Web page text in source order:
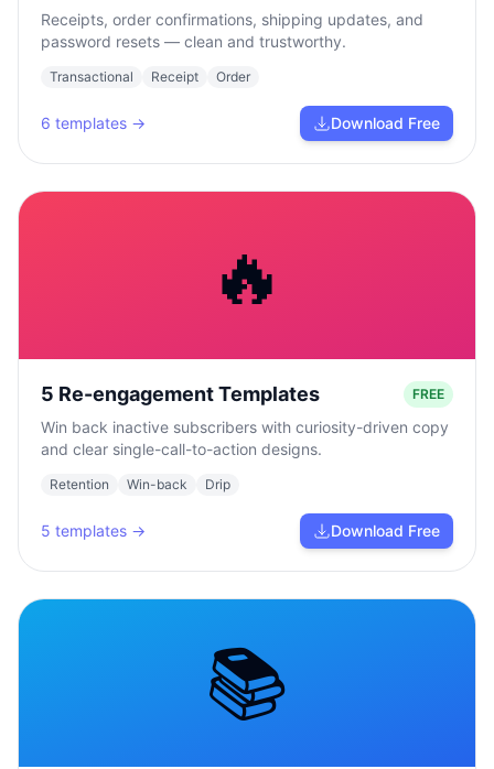
Receipts, order confirmations, shipping updates, and
password resets — clean and trustworthy.
Transactional Receipt Order
6 templates → Download Free
🔥
5 Re-engagement Templates FREE
Win back inactive subscribers with curiosity-driven copy
and clear single-call-to-action designs.
Retention Win-back Drip
5 templates → Download Free
📚